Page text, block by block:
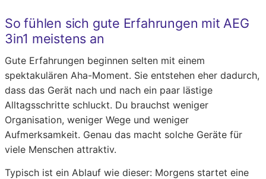
So fühlen sich gute Erfahrungen mit AEG
3in1 meistens an
Gute Erfahrungen beginnen selten mit einem
spektakulären Aha-Moment. Sie entstehen eher dadurch,
dass das Gerät nach und nach ein paar lästige
Alltagsschritte schluckt. Du brauchst weniger
Organisation, weniger Wege und weniger
Aufmerksamkeit. Genau das macht solche Geräte für
viele Menschen attraktiv.
Typisch ist ein Ablauf wie dieser: Morgens startet eine